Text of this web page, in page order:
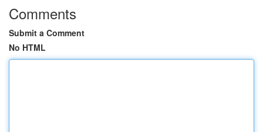
Comments
Submit a Comment
No HTML